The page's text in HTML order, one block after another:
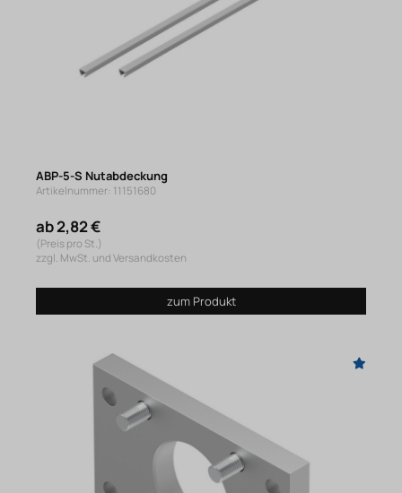
ABP-5-S Nutabdeckung
Artikelnummer: 11151680
ab 2,82 €
(Preis pro St.)
zzgl. MwSt. und Versandkosten
zum Produkt